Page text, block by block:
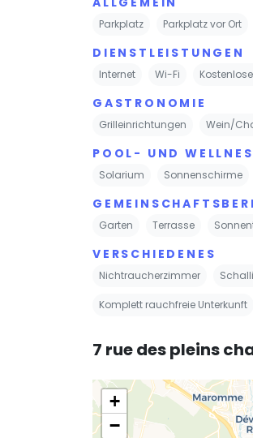
Parkplatz Parkplatz vor Ort
DIENSTLEISTUNGEN
Internet Wi-Fi
GASTRONOMIE
Grilleinrichtungen Wein/
POOL- UND
Solarium Sonnenschirme
Garten Terrasse
VERSCHIEDENES
Nichtraucherzimmer
Komplett rauchfreie Unterkunft
7 rue des pleins
+
−